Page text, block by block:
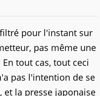
pour l'instant sur
pas même une
tout cas, tout ceci
pas l'intention de se
et la presse japonaise